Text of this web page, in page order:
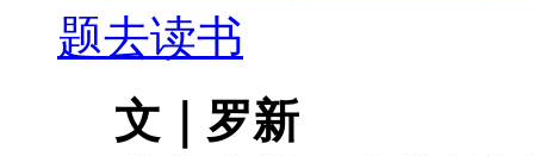
题去读书
文｜罗新